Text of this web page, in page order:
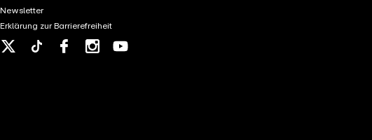
Newsletter
Erklärung zur Barrierefreiheit
Tiktok FacebookInstagram